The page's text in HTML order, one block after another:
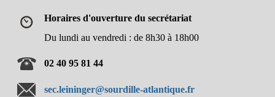
Horaires d'ouverture du secrétariat
Du lundi au vendredi : de 8h30 à 18h00
02 40 95 81 44
sec.leininger@sourdille-atlantique.fr